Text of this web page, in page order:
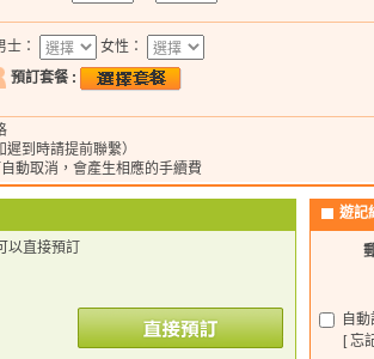
士：
女性：
預訂套餐 :
到時請提前聯繫）
動取消，會產生相應的手續費
遊記
自
[ 忘
直接預訂